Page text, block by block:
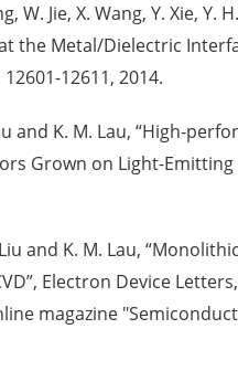
W. Jie, X. Wang, Y. Xie, Y.
the Metal/Dielectric
12611, 2014.
and K. M. Lau, “High-
Grown on Light-Emitting
Liu and K. M. Lau,
Electron Device
magazine